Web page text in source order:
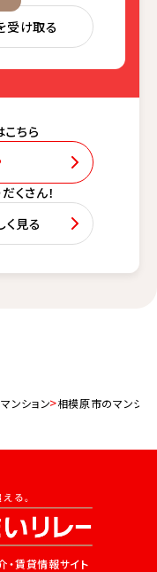
受け取る
くさん！
見る
ちら
ンション 相模原市のマンショ
・賃貸情報サイト